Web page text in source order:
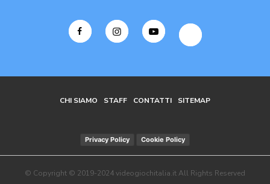
CHI SIAMO STAFF CONTATTI SITEMAP
Privacy Policy Cookie Policy
© Copyright © 2019-2024 videogiochitalia.it All Rights Reserved